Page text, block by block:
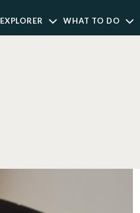
EXPLORER WHAT TO DO